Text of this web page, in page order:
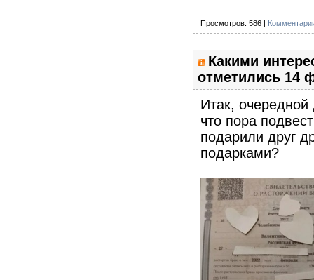
Просмотров: 586 |
Какими
отметились 14
Итак, очередной
что пора
подарили друг
подарками?